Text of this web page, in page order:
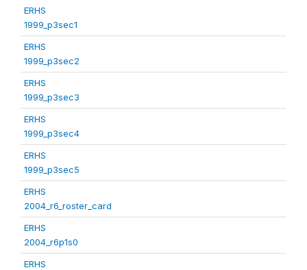
ERHS
1999_p3sec1
ERHS
1999_p3sec2
ERHS
1999_p3sec3
ERHS
1999_p3sec4
ERHS
1999_p3sec5
ERHS
2004_r6_roster_card
ERHS
2004_r6p1s0
ERHS